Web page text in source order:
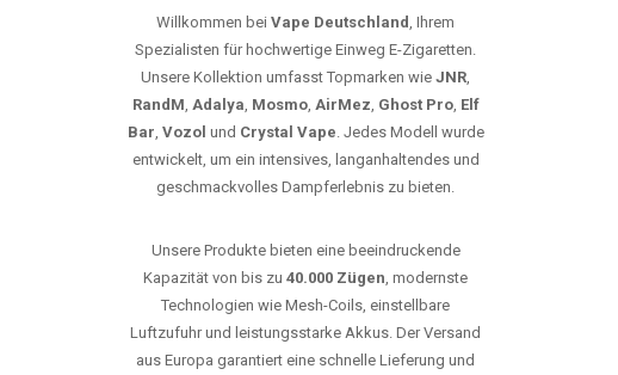
Willkommen bei Vape Deutschland, Ihrem
Spezialisten für hochwertige Einweg E-Zigaretten.
Unsere Kollektion umfasst Topmarken wie JNR,
RandM, Adalya, Mosmo, AirMez, Ghost Pro, Elf
Bar, Vozol und Crystal Vape. Jedes Modell wurde
entwickelt, um ein intensives, langanhaltendes und
geschmackvolles Dampferlebnis zu bieten.
Unsere Produkte bieten eine beeindruckende
Kapazität von bis zu 40.000 Zügen, modernste
Technologien wie Mesh-Coils, einstellbare
Luftzufuhr und leistungsstarke Akkus. Der Versand
aus Europa garantiert eine schnelle Lieferung und